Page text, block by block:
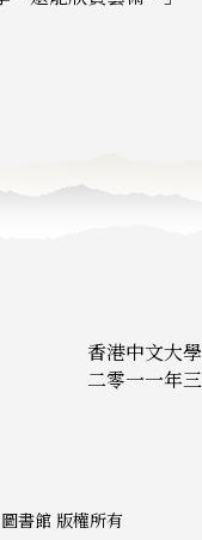
香港中文大
二零一一年
書館 版權所有